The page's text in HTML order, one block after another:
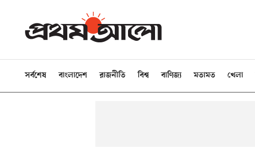
সর্বশেষ বাংলাদেশ রাজনীতি বিশ্ব বাণিজ্য মতামত খেলা